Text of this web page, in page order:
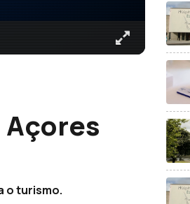
o turismo.